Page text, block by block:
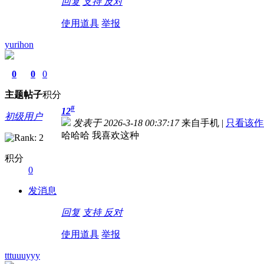
使用道具 举报
yurihon
0
主题
0
帖子
0
积分
初级用户
积分
0
发消息
12#
发表于 2026-3-18 00:37:17 来自手机 | 只看该
哈哈哈 我喜欢这种
回复 支持 反对
使用道具 举报
tttuuuyyy